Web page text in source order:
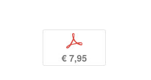
p
€ 7,95